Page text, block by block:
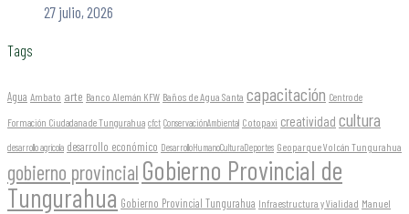
27 julio, 2026
Tags
Agua Ambato arte Banco Alemán KFW Baños de Agua Santa capacitación Centro de
Formación Ciudadana de Tungurahua cfct ConservaciónAmbiental Cotopaxi creatividad cultura
desarrollo agrícola desarrollo económico DesarrolloHumanoCulturaDeportes Geoparque Volcán Tungurahua
gobierno provincial Gobierno Provincial de
Tungurahua Gobierno Provincial Tungurahua Infraestructura y Vialidad Manuel